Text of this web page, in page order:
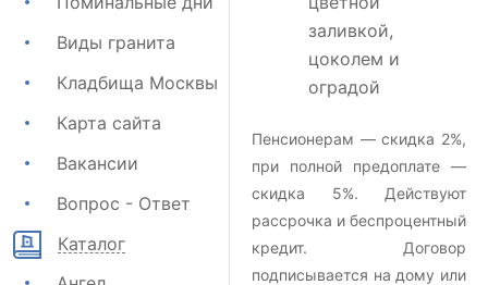
Виды гранита
Кладбища Москвы
Карта сайта
Вакансии
Вопрос - Ответ
Каталог
заливкой,
цоколем и
оградой
Пенсионерам — скидка 2%,
при полной предоплате —
скидка 5%. Действуют
рассрочка и беспроцентный
кредит. Договор
подписывается на дому или